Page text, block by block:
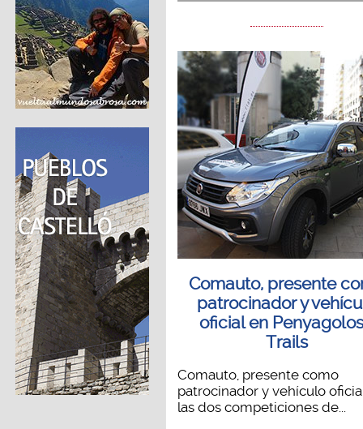
Comauto, presente
patrocinador y
oficial en
Trails
Comauto, presente como
patrocinador y vehículo
las dos competiciones de...